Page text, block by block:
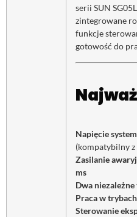
serii SUN
zintegrowane
funkcje
gotowość do
Napięcie
(kompatybilny z
Zasilanie
ms
Dwa
Praca w
Sterowanie